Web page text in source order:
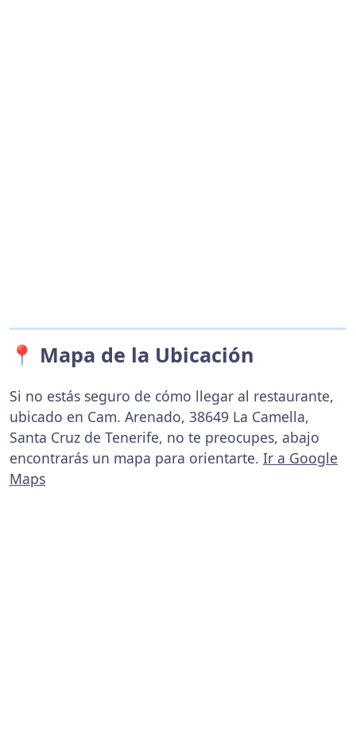
📍 Mapa de la Ubicación
Si no estás seguro de cómo llegar al restaurante,
ubicado en Cam. Arenado, 38649 La Camella,
Santa Cruz de Tenerife, no te preocupes, abajo
encontrarás un mapa para orientarte. Ir a Google
Maps